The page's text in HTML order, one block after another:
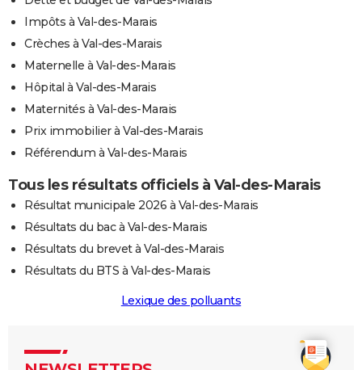
Impôts à Val-des-Marais
Crèches à Val-des-Marais
Maternelle à Val-des-Marais
Hôpital à Val-des-Marais
Maternités à Val-des-Marais
Prix immobilier à Val-des-Marais
Référendum à Val-des-Marais
Tous les résultats officiels à Val-des-Marais
Résultat municipale 2026 à Val-des-Marais
Résultats du bac à Val-des-Marais
Résultats du brevet à Val-des-Marais
Résultats du BTS à Val-des-Marais
Lexique des polluants